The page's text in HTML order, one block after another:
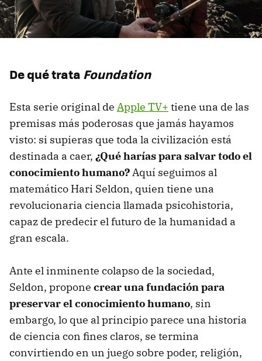
De qué trataFoundation
Esta serie original de Apple TV+ tiene una de las
premisas más poderosas que jamás hayamos
visto: si supieras que toda la civilización está
destinada a caer, ¿Qué harías para salvar todo el
conocimiento humano?Aquí seguimos al
matemático Hari Seldon, quien tiene una
revolucionaria ciencia llamada psicohistoria,
capaz de predecir el futuro de la humanidad a
gran escala.
Ante el inminente colapso de la sociedad,
Seldon, propone crear una fundación para
preservar el conocimiento humano, sin
embargo, lo que al principio parece una historia
de ciencia con fines claros, se termina
convirtiendo en un juego sobre poder, religión,